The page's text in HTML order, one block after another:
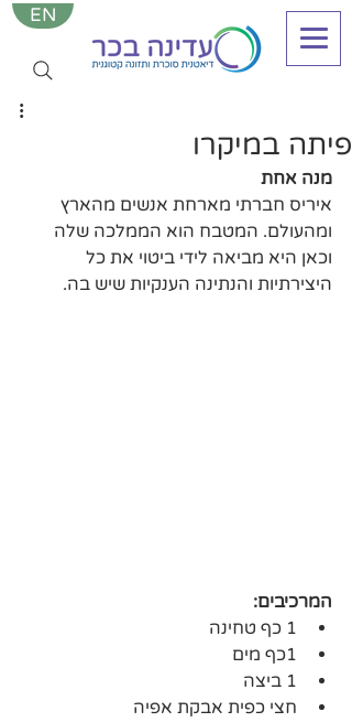
EN
פיתה במיקרו
מנה אחת
איריס חברתי מארחת אנשים מהארץ
ומהעולם. המטבח הוא הממלכה שלה
וכאן היא מביאה לידי ביטוי את כל
היצירתיות והנתינה הענקיות שיש בה.
המרכיבים:
1 כף טחינה
1כף מים
1 ביצה
חצי כפית אבקת אפיה